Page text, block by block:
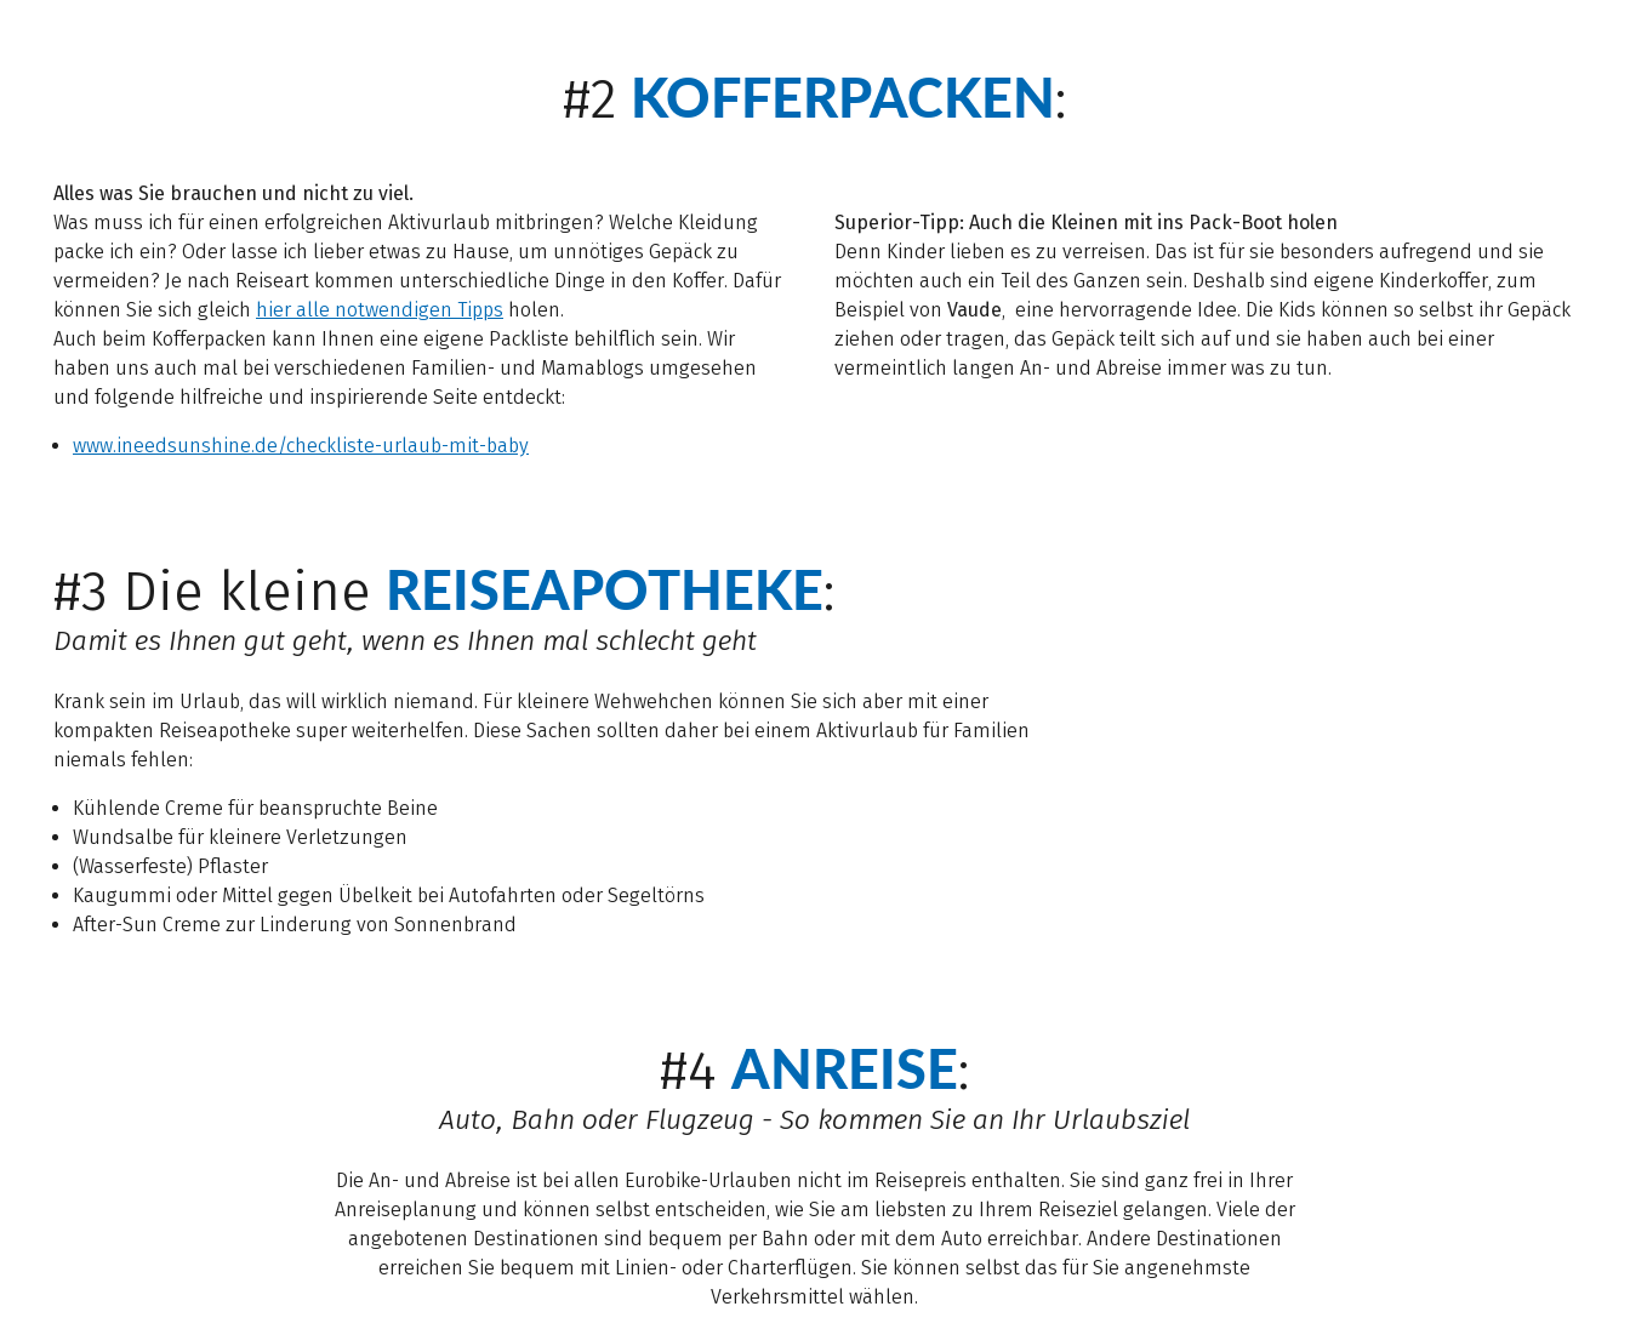
#2 KOFFERPACKEN:
Alles was Sie brauchen und nicht zu viel.
Was muss ich für einen erfolgreichen Aktivurlaub mitbringen? Welche Kleidung
packe ich ein? Oder lasse ich lieber etwas zu Hause, um unnötiges Gepäck zu
vermeiden? Je nach Reiseart kommen unterschiedliche Dinge in den Koffer. Dafür
können Sie sich gleich hier alle notwendigen Tipps holen.
Auch beim Kofferpacken kann Ihnen eine eigene Packliste behilflich sein. Wir
haben uns auch mal bei verschiedenen Familien- und Mamablogs umgesehen
und folgende hilfreiche und inspirierende Seite entdeckt:
www.ineedsunshine.de/checkliste-urlaub-mit-baby
Superior-Tipp: Auch die Kleinen mit ins Pack-Boot holen
Denn Kinder lieben es zu verreisen. Das ist für sie besonders aufregend und sie
möchten auch ein Teil des Ganzen sein. Deshalb sind eigene Kinderkoffer, zum
Beispiel von Vaude , eine hervorragende Idee. Die Kids können so selbst ihr Gepäck
ziehen oder tragen, das Gepäck teilt sich auf und sie haben auch bei einer
vermeintlich langen An- und Abreise immer was zu tun.
#3 Die kleine REISEAPOTHEKE:
Damit es Ihnen gut geht, wenn es Ihnen mal schlecht geht
Krank sein im Urlaub, das will wirklich niemand. Für kleinere Wehwehchen können Sie sich aber mit einer
kompakten Reiseapotheke super weiterhelfen. Diese Sachen sollten daher bei einem Aktivurlaub für Familien
niemals fehlen:
Kühlende Creme für beanspruchte Beine
Wundsalbe für kleinere Verletzungen
(Wasserfeste) Pflaster
Kaugummi oder Mittel gegen Übelkeit bei Autofahrten oder Segeltörns
After-Sun Creme zur Linderung von Sonnenbrand
#4ANREISE:
Auto, Bahn oder Flugzeug - So kommen Sie an Ihr Urlaubsziel
Die An- und Abreise ist bei allen Eurobike-Urlauben nicht im Reisepreis enthalten. Sie sind ganz frei in Ihrer
Anreiseplanung und können selbst entscheiden, wie Sie am liebsten zu Ihrem Reiseziel gelangen. Viele der
angebotenen Destinationen sind bequem per Bahn oder mit dem Auto erreichbar. Andere Destinationen
erreichen Sie bequem mit Linien- oder Charterflügen. Sie können selbst das für Sie angenehmste
Verkehrsmittel wählen.